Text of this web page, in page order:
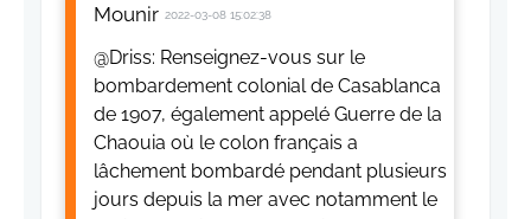
Mounir 2022-03-08 15:02:38
@Driss: Renseignez-vous sur le
bombardement colonial de Casablanca
de 1907, également appelé Guerre de la
Chaouia où le colon français a
lâchement bombardé pendant plusieurs
jours depuis la mer avec notamment le